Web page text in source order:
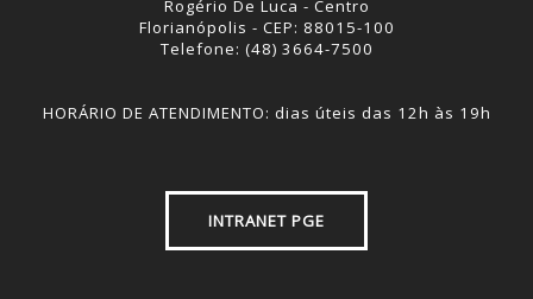
Rogério De Luca - Centro
Florianópolis - CEP: 88015-100
Telefone: (48) 3664-7500
HORÁRIO DE ATENDIMENTO: dias úteis das 12h às 19h
INTRANET PGE